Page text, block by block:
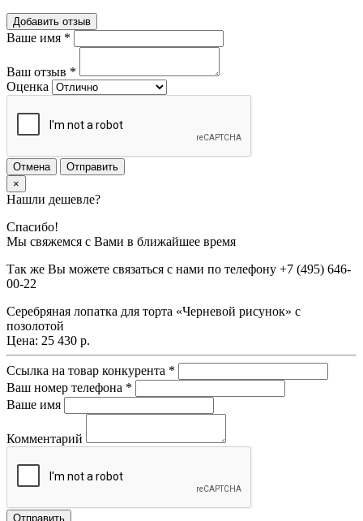
Добавить отзыв
Ваше имя *
Ваш отзыв *
Оценка
Отмена
Отправить
×
Нашли дешевле?
Спасибо!
Мы свяжемся с Вами в ближайшее время
Так же Вы можете связаться с нами по телефону +7 (495) 646-
00-22
Серебряная лопатка для торта «Черневой рисунок» с
позолотой
Цена: 25 430 р.
Ссылка на товар конкурента *
Ваш номер телефона *
Ваше имя
Комментарий